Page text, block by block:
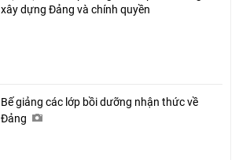
xây dựng Đảng và chính quyền
Bế giảng các lớp bồi dưỡng nhận thức về
Đảng